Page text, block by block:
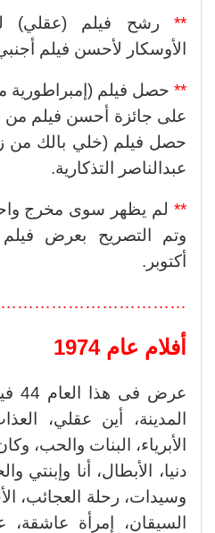
** رشح فيلم (عقلي)
الأوسكار لأحسن فيلم أجنبي
** حصل فيلم
على جائزة أحسن فيلم من
حصل فيلم (خلي بالك من
عبدالناصر التذكارية.
** لم يظهر سوى مخرج
وتم التصريح بعرض
أكتوبر.
أفلام عام 1974
المدينة، أين عقلي،
الأبرياء، البنات والحب،
دنيا، الأبطال، أنا
وسيدات، رحلة العجائب،
السيقان، إمرأة عاشقة،